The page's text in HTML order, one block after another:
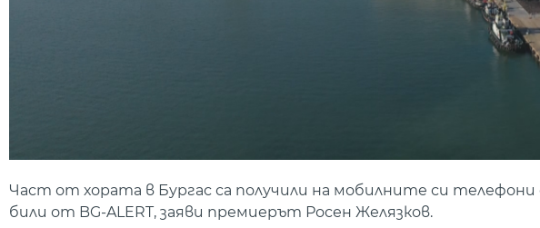
Част от хората в Бургас са получили на мобилните си
били от BG-ALERT, заяви премиерът Росен Желязков.